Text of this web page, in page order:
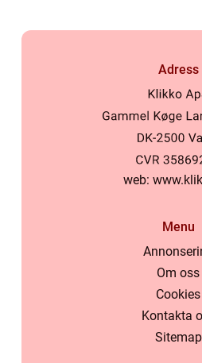
Adress
web:
Menu
Om oss
Cookies
Kontakta
Sitemap